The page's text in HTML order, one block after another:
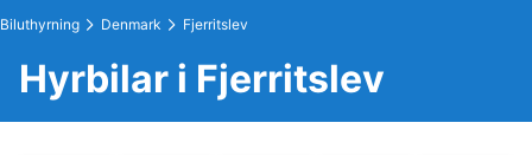
Biluthyrning Denmark Fjerritslev
Hyrbilar i Fjerritslev